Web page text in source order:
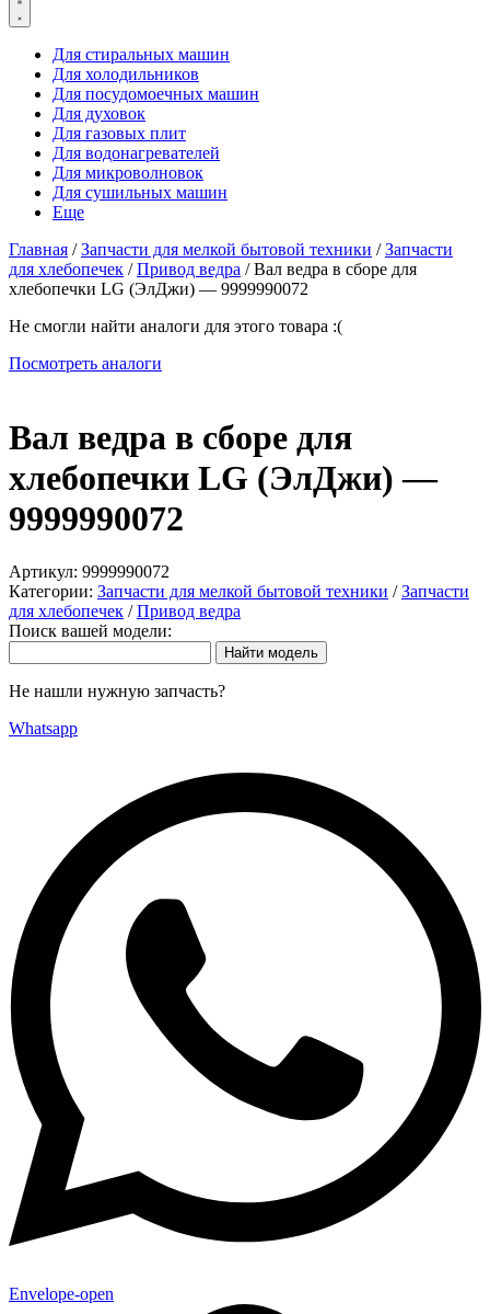
Для стиральных машин
Для холодильников
Для посудомоечных машин
Для духовок
Для газовых плит
Для водонагревателей
Для микроволновок
Для сушильных машин
Еще
Главная /Запчасти для мелкой бытовой техники /Запчасти
для хлебопечек /Привод ведра / Вал ведра в сборе для
хлебопечки LG (ЭлДжи) — 9999990072
Не смогли найти аналоги для этого товара :(
Посмотреть аналоги
Вал ведра в сборе для
хлебопечки LG (ЭлДжи) —
9999990072
Артикул: 9999990072
Категории: Запчасти для мелкой бытовой техники /Запчасти
для хлебопечек /Привод ведра
Поиск вашей модели:
Не нашли нужную запчасть?
Whatsapp
Envelope-open